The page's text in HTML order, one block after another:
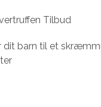
Tilbud
dit barn til et